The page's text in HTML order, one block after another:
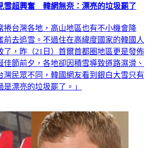
雪超興奮 韓網無奈：漂亮的垃圾罷了
捲台灣各地，高山地區也有不小機會降
前去追雪。不過住在高緯度國家的韓國人
了，昨（21日）首爾首都圈地區更是發佈
佳節前夕，各地卻因積雪導致道路濕滑、
灣民眾不同，韓國網友看到銀白大雪只有
漂亮的垃圾罷了。」